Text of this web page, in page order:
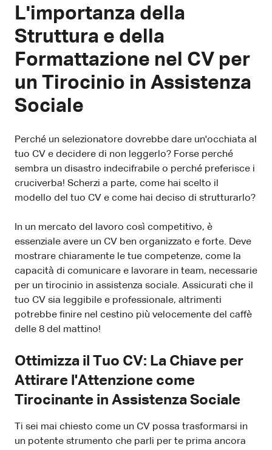
L'importanza della
Struttura e della
Formattazione nel CV per
un Tirocinio in Assistenza
Sociale
Perché un selezionatore dovrebbe dare un'occhiata al
tuo CV e decidere di non leggerlo? Forse perché
sembra un disastro indecifrabile o perché preferisce i
cruciverba! Scherzi a parte, come hai scelto il
modello del tuo CV e come hai deciso di strutturarlo?
In un mercato del lavoro così competitivo, è
essenziale avere un CV ben organizzato e forte. Deve
mostrare chiaramente le tue competenze, come la
capacità di comunicare e lavorare in team, necessarie
per un tirocinio in assistenza sociale. Assicurati che il
tuo CV sia leggibile e professionale, altrimenti
potrebbe finire nel cestino più velocemente del caffè
delle 8 del mattino!
Ottimizza il Tuo CV: La Chiave per
Attirare l'Attenzione come
Tirocinante in Assistenza Sociale
Ti sei mai chiesto come un CV possa trasformarsi in
un potente strumento che parli per te prima ancora